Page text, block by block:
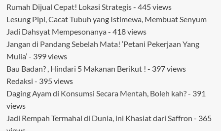
Rumah Dijual Cepat! Lokasi Strategis- 445 views
Lesung Pipi, Cacat Tubuh yang Istimewa, Membuat Senyum
Jadi Dahsyat Mempesonanya - 418 views
Jangan di Pandang Sebelah Mata! ‘Petani Pekerjaan Yang
Mulia’- 399 views
Bau Badan? , Hindari 5 Makanan Berikut ! - 397 views
Redaksi - 395 views
Daging Ayam di Konsumsi Secara Mentah, Boleh kah?- 391
views
Jadi Rempah Termahal di Dunia, ini Khasiat dari Saffron - 365